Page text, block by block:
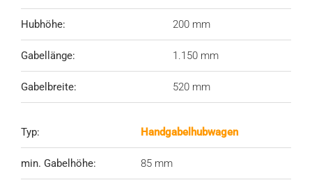
Hubhöhe: 200 mm
Gabellänge: 1.150 mm
Gabelbreite: 520 mm
Typ: Handgabelhubwagen
min. Gabelhöhe: 85 mm